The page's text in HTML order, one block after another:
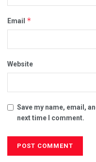
Email *
Website
Save my name, email,
next time I comment.